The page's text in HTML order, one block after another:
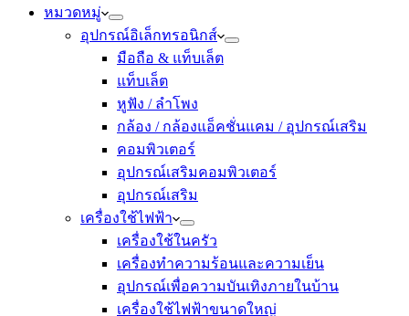
หมวดหมู่
อุปกรณ์อิเล็กทรอนิกส์
มือถือ & แท็บเล็ต
แท็บเล็ต
หูฟัง / ลำโพง
กล้อง / กล้องแอ็คชั่นแคม / อุปกรณ์เสริม
คอมพิวเตอร์
อุปกรณ์เสริมคอมพิวเตอร์
อุปกรณ์เสริม
เครื่องใช้ไฟฟ้า
เครื่องใช้ในครัว
เครื่องทำความร้อนและความเย็น
อุปกรณ์เพื่อความบันเทิงภายในบ้าน
เครื่องใช้ไฟฟ้าขนาดใหญ่